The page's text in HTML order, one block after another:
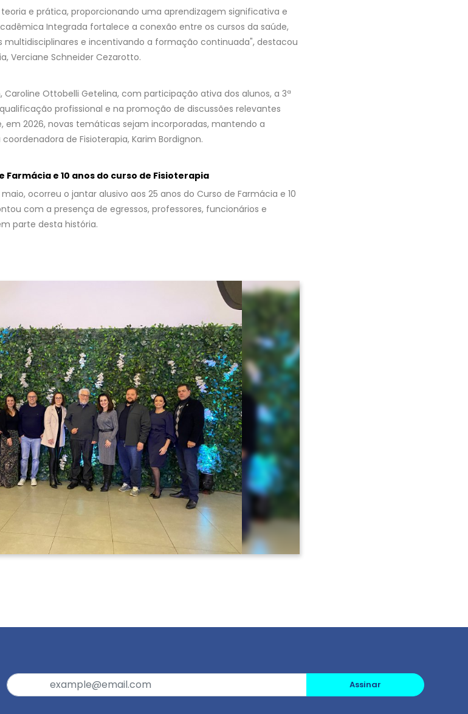
e prática, proporcionando uma aprendizagem significativa e
Integrada fortalece a conexão entre os cursos da saúde,
e incentivando a formação continuada", destacou
Verciane Schneider Cezarotto.
Ottobelli Getelina, com participação ativa dos alunos, a 3ª
profissional e na promoção de discussões relevantes
em 2026, novas temáticas sejam incorporadas, mantendo a
de Fisioterapia, Karim Bordignon.
Farmácia e 10 anos do curso de Fisioterapia
ocorreu o jantar alusivo aos 25 anos do Curso de Farmácia e 10
com a presença de egressos, professores, funcionários e
parte desta história.
Assinar